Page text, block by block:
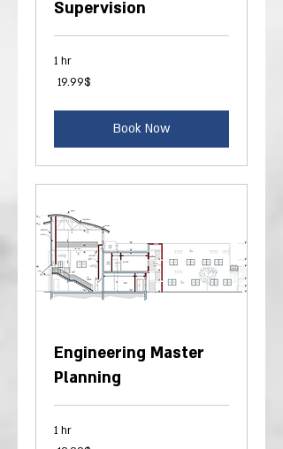
Supervision
1 hr
19.99
דולר
‏19.99 ‏$
Book Now
Engineering Master
Planning
1 hr
19.99